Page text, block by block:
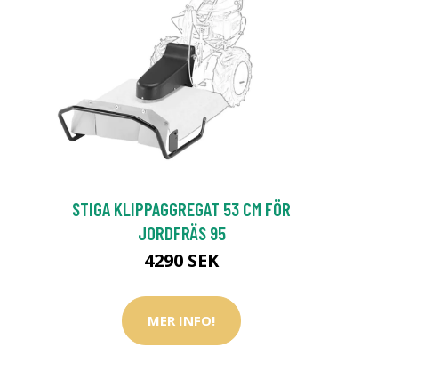
STIGA KLIPPAGGREGAT 53 CM FÖR
JORDFRÄS 95
4290 SEK
MER INFO!